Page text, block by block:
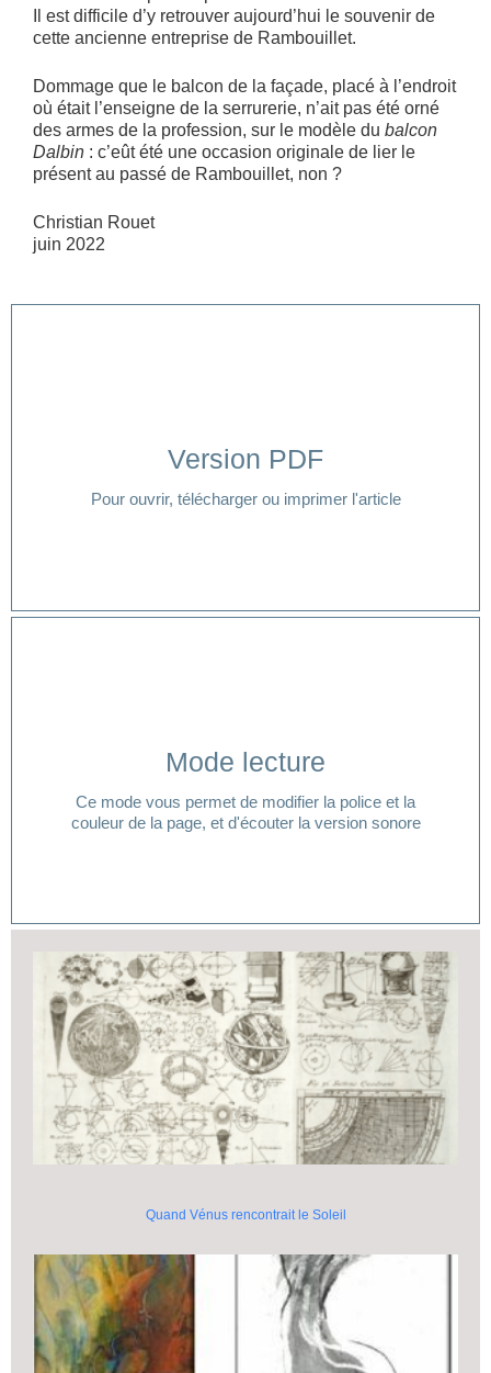
Il est difficile d’y retrouver aujourd’hui le souvenir de
cette ancienne entreprise de Rambouillet.
Dommage que le balcon de la façade, placé à l’endroit
où était l’enseigne de la serrurerie, n’ait pas été orné
des armes de la profession, sur le modèle du balcon
Dalbin : c’eût été une occasion originale de lier le
présent au passé de Rambouillet, non ?
Christian Rouet
juin 2022
Version PDF
Pour ouvrir, télécharger ou imprimer l'article
Cliquer ici
Mode lecture
Ce mode vous permet de modifier la police et la
couleur de la page, et d'écouter la version sonore
Vous avez besoin d'aide pour accéder à votre mode
Quand Vénus rencontrait le Soleil